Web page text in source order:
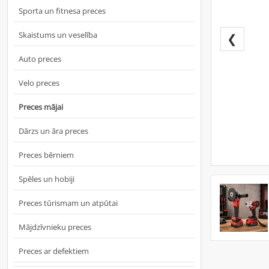
Sporta un fitnesa preces
Skaistums un veselība
Auto preces
Velo preces
Preces mājai
Dārzs un āra preces
Preces bērniem
Spēles un hobiji
Preces tūrismam un atpūtai
Mājdzīvnieku preces
Preces ar defektiem
❮